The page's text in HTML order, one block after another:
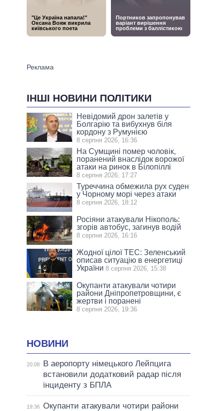
ІНШІ НОВИНИ ПОЛІТИКИ
Невідомий дрон залетів у
Болгарію та вибухнув біля
кордону з Румунією
8 серпня 2026, 16:36
На Сумщині помер чоловік,
поранений внаслідок ворожої
атаки на ринок в Білопіллі
8 серпня 2026, 17:27
Туреччина обмежила рух суден
у Чорному морі через атаки
8 серпня 2026, 18:12
Росіяни атакували Нікополь:
згорів автобус, загинув водій
8 серпня 2026, 16:16
Жодної цілої ТЕС: Зеленський
описав ситуацію в енергетиці
України 8 серпня 2026, 15:38
Окупанти атакували чотири
райони Дніпропетровщини, є
жертви і поранені
8 серпня 2026, 19:36
НОВИНИ
20:08
В аеропорту німецького Лейпцига
встановили додатковий радар після
інциденту з БПЛА
19:36 Окупанти атакували чотири райони